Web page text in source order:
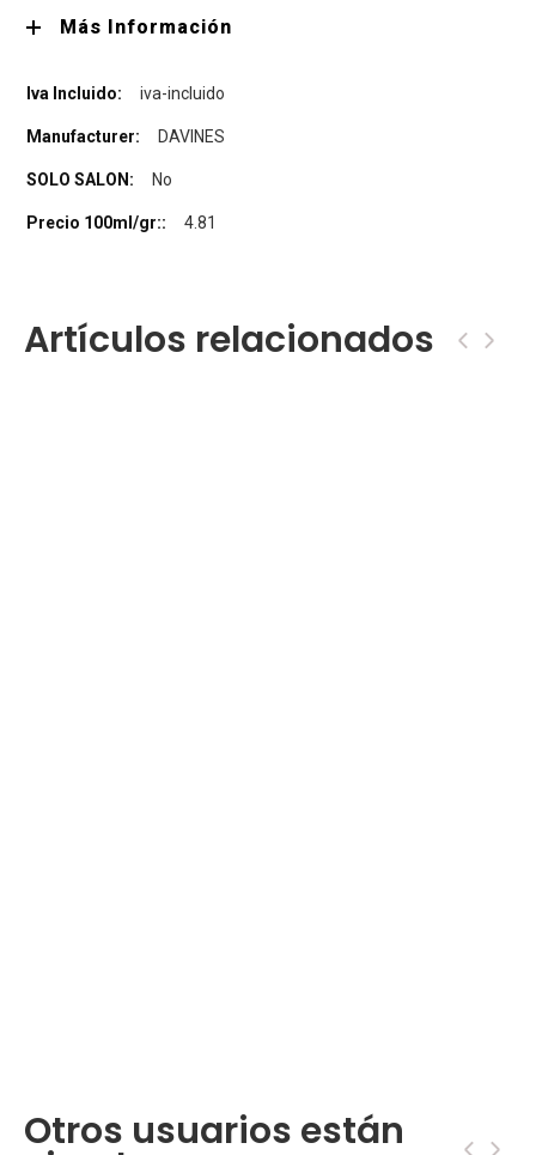
Más Información
iva-incluido
DAVINES
No
4.81
Artículos relacionados ‹ ›
Otros usuarios están ‹ ›